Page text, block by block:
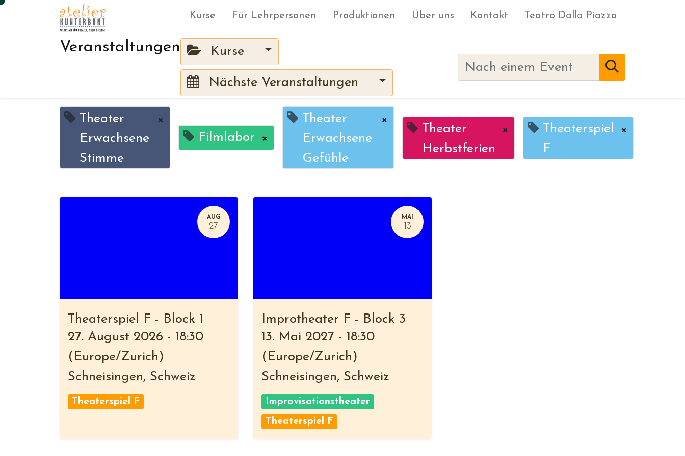
Kurse Für Lehrpersonen Produktionen Über uns Kontakt Teatro Dalla Piazza
Veranstaltungen Kurse
Nächste Veranstaltungen
Theater
Erwachsene
Stimme
×
Filmlabor ×
Theater
Erwachsene
Gefühle
×
Theater
Herbstferien
×
Theaterspiel
F
×
AUG
27
Theaterspiel F - Block 1
27. August 2026 - 18:30
( Europe/Zurich )
Schneisingen, Schweiz
Theaterspiel F
MAI
13
Improtheater F - Block 3
13. Mai 2027 - 18:30
( Europe/Zurich )
Schneisingen, Schweiz
Improvisationstheater
Theaterspiel F